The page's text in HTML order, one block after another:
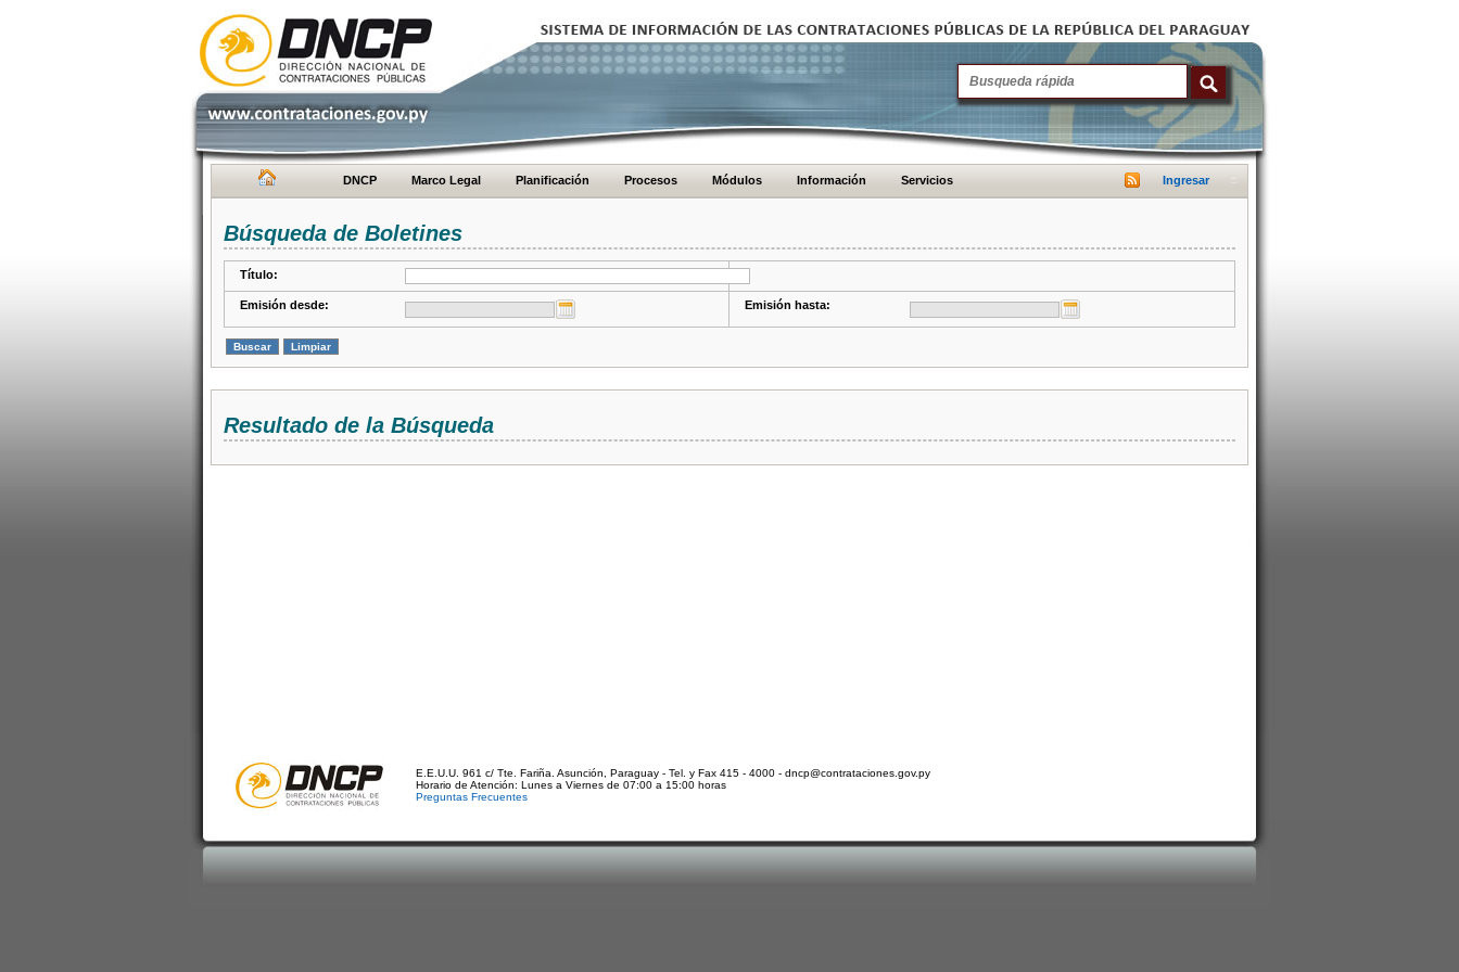
DNCP Marco Legal Planificación Procesos Módulos Información Servicios Ingresar
Búsqueda de Boletines
Título:
Emisión desde: Emisión hasta:
Resultado de la Búsqueda
E.E.U.U. 961 c/ Tte. Fariña. Asunción, Paraguay - Tel. y Fax 415 - 4000 - dncp@contrataciones.gov.py
Horario de Atención: Lunes a Viernes de 07:00 a 15:00 horas
Preguntas Frecuentes